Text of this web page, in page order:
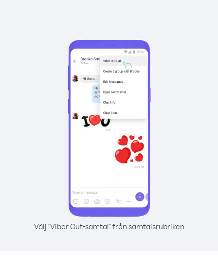
Välj "Viber Out-samtal" från samtalsrubriken